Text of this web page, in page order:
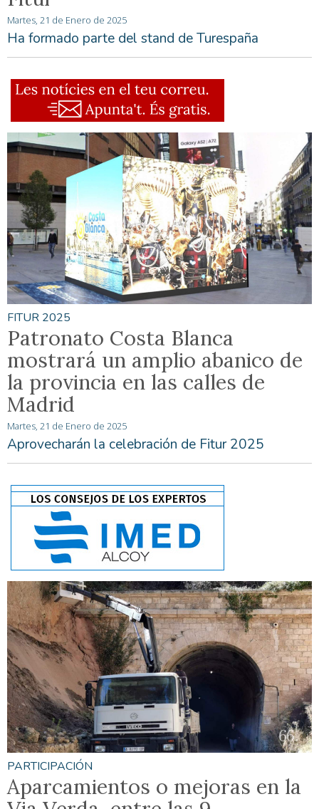
Martes, 21 de Enero de 2025
Ha formado parte del stand de Turespaña
FITUR 2025
Patronato Costa Blanca
mostrará un amplio abanico de
la provincia en las calles de
Madrid
Martes, 21 de Enero de 2025
Aprovecharán la celebración de Fitur 2025
PARTICIPACIÓN
Aparcamientos o mejoras en la